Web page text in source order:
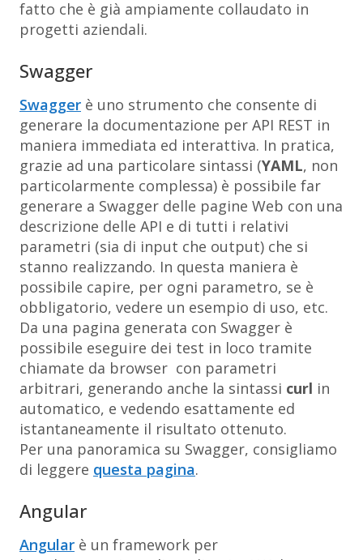
fatto che è già ampiamente collaudato in
progetti aziendali.
Swagger
Swagger è uno strumento che consente di
generare la documentazione per API REST in
maniera immediata ed interattiva. In pratica,
grazie ad una particolare sintassi (YAML, non
particolarmente complessa) è possibile far
generare a Swagger delle pagine Web con una
descrizione delle API e di tutti i relativi
parametri (sia di input che output) che si
stanno realizzando. In questa maniera è
possibile capire, per ogni parametro, se è
obbligatorio, vedere un esempio di uso, etc.
Da una pagina generata con Swagger è
possibile eseguire dei test in loco tramite
chiamate da browser con parametri
arbitrari, generando anche la sintassi curl in
automatico, e vedendo esattamente ed
istantaneamente il risultato ottenuto.
Per una panoramica su Swagger, consigliamo
di leggere questa pagina.
Angular
Angular è un framework per